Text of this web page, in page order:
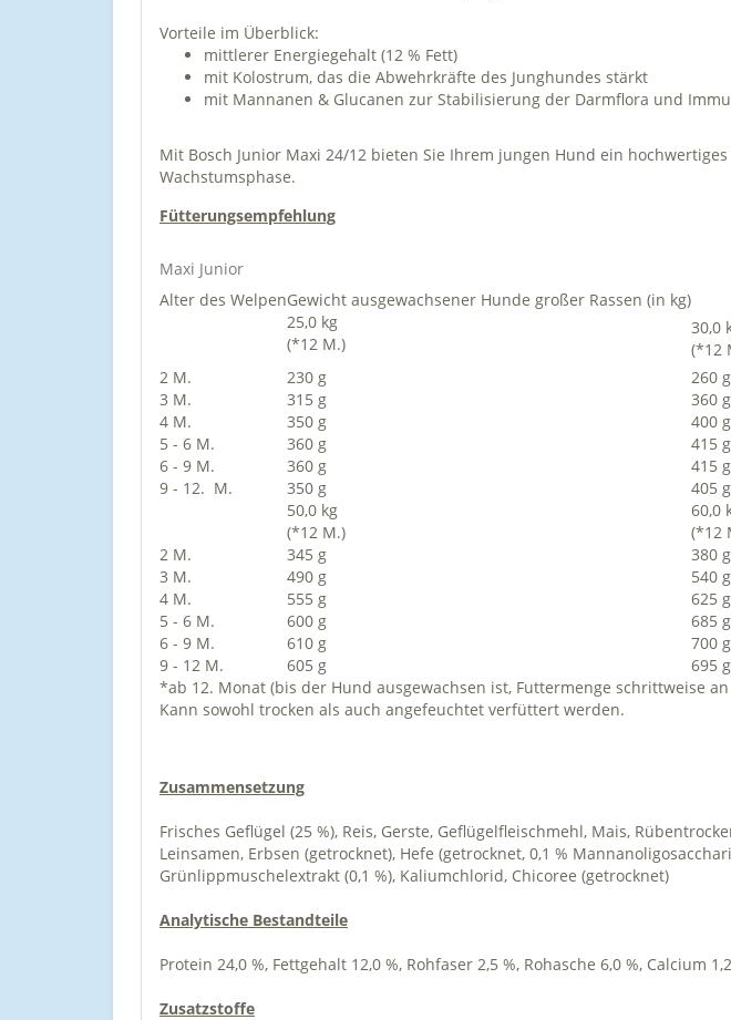
Vorteile im Überblick:
mittlerer Energiegehalt (12 % Fett)
mit Kolostrum, das die Abwehrkräfte des Junghundes stärkt
mit Mannanen & Glucanen zur Stabilisierung der Darmflora und
Mit Bosch Junior Maxi 24/12 bieten Sie Ihrem jungen Hund ein
Wachstumsphase.
Fütterungsempfehlung
Maxi Junior
Alter des WelpenGewicht ausgewachsener Hunde großer Rassen (in kg)
25,0 kg
(*12 M.)
30,0
(*12
2 M.
230 g 260 g
3 M.
315 g 360 g
4 M.
350 g 400 g
5 - 6 M.
360 g 415 g
6 - 9 M.
360 g 415 g
9 - 12. M.
350 g 405 g
50,0 kg
(*12 M.)
60,0
(*12
2 M.
345 g 380 g
3 M.
490 g 540 g
4 M.
555 g 625 g
5 - 6 M.
600 g 685 g
6 - 9 M.
610 g 700 g
9 - 12 M.
605 g 695 g
*ab 12. Monat (bis der Hund ausgewachsen ist, Futtermenge schrittweise
Kann sowohl trocken als auch angefeuchtet verfüttert werden.
Zusammensetzung
Frisches Geflügel (25 %), Reis, Gerste, Geflügelfleischmehl, Mais,
Leinsamen, Erbsen (getrocknet), Hefe (getrocknet, 0,1 %
Grünlippmuschelextrakt (0,1 %), Kaliumchlorid, Chicoree (getrocknet)
Analytische Bestandteile
Protein 24,0 %, Fettgehalt 12,0 %, Rohfaser 2,5 %, Rohasche 6,0 %, Calcium
Zusatzstoffe